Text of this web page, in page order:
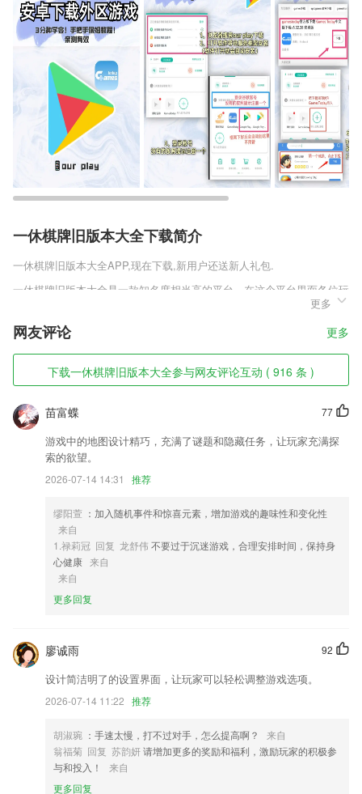
一休棋牌旧版本大全下载简介
一休棋牌旧版本大全APP,现在下载,新用户还送新人礼包.
一休棋牌旧版本大全是一款知名度相当高的平台，在这个平台里面各位玩
家们一定要不断的提升自己的实力，为什么一定要这么强调，是因为这个
平台上面全部都是真人玩家，也为了能让各位激起心中的斗志，为各位加
入了一个排行榜，在排行榜上面你能随时的看到自己的排名情况，根据各
位玩家们的排名会给到各位一定的奖励，想要更多的奖励，那么各位玩家
们就得去不断的提升自己~
1,超级实用的手机专业数学计算服务，还有很强大的作图功能哦。
2,办公效率大大提高，超权威的线上服务平台。
3,海量资源，零流量下载，业界最强的无线手机管理体验
习+1次亲子活动，并且班主任会针对2次练习分别进行1V1练习检查，以
及语音辅导。
5,随时随地能拍出各种好看的效果，快速的冲印电子版就能拥有。
6,在融合南方报业卓越的新闻服务基础上，开放新闻生产流程，让用户成
为新闻玩家；
1.* 缺席和许可表格
2.全新汉字，简单猜汉字，玩法益智，主要是通过玩家思维能力，需要不
断的思考。
3.免费使用来自国家重点学校的最新真实试题，实现个性化的班级试卷，
提高学生的考试能力
4.针对不同学生，不仅带来了专业定级测评，同时还量身量身定制了各种
科学学习方案，学习更省心；
更多
网友评论 更多
下载一休棋牌旧版本大全参与网友评论互动 ( 916 条 )
77
苗富蝶
游戏中的地图设计精巧，充满了谜题和隐藏任务，让玩家充满探
索的欲望。
2026-07-14 14:31 推荐
缪阳萱 ：加入随机事件和惊喜元素，增加游戏的趣味性和变化性
来自
1.禄莉冠 回复 龙舒伟 不要过于沉迷游戏，合理安排时间，保持身
心健康 来自
来自
更多回复
92
廖诚雨
设计简洁明了的设置界面，让玩家可以轻松调整游戏选项。
2026-07-14 11:22 推荐
胡淑琬 ：手速太慢，打不过对手，怎么提高啊？
来自
翁福菊 回复 苏韵妍请增加更多的奖励和福利，激励玩家的积极参
与和投入！
来自
更多回复